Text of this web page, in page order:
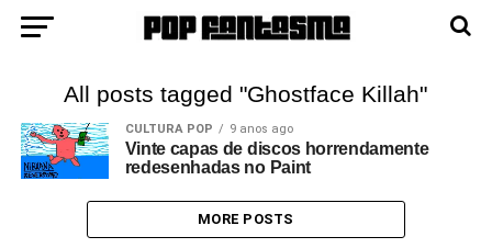
All posts tagged "Ghostface Killah"
CULTURA POP 9 anos ago
Vinte capas de discos horrendamente
redesenhadas no Paint
MORE POSTS